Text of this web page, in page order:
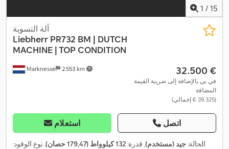
1 / 15
Marknesse 2.553 km
آلة التسوية
Liebherr PR732 BM | DUTCH
MACHINE | TOP CONDITION
‏32.500 €
في بي بالإضافة إلى ضريبة القيمة
المضافة
(‏39.325 € إجمالي)
استعلام اتصل
الحالة:جيد (مستخدم), قدرة:132 كيلوواط (179,47 حصان)
, نوع الوقود: